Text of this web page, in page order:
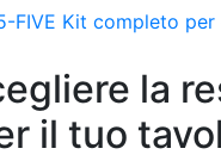
la
il tuo